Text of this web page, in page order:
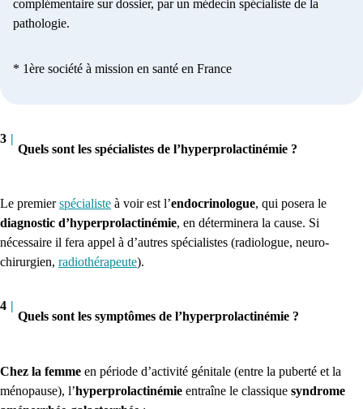
complémentaire sur dossier, par un médecin spécialiste de la
pathologie.
* 1ère société à mission en santé en France
3 |
Quels sont les spécialistes de l’hyperprolactinémie ?
Le premierspécialiste à voir est l’endocrinologue, qui posera le
diagnostic d’hyperprolactinémie, en déterminera la cause. Si
nécessaire il fera appel à d’autres spécialistes (radiologue, neuro-
chirurgien, radiothérapeute).
4 |
Quels sont les symptômes de l’hyperprolactinémie ?
Chez la femme en période d’activité génitale (entre la puberté et la
ménopause), l’hyperprolactinémie entraîne le classique syndrome